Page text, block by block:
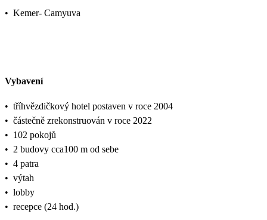
• Kemer- Camyuva
Vybavení
• tříhvězdičkový hotel postaven v roce 2004
• částečně zrekonstruován v roce 2022
• 102 pokojů
• 2 budovy cca100 m od sebe
• 4 patra
• výtah
• lobby
• recepce (24 hod.)